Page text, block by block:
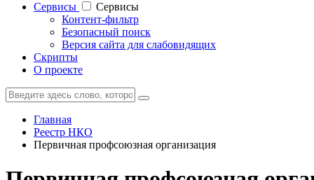
Cервисы
Cервисы
Контент-фильтр
Безопасный поиск
Версия сайта для слабовидящих
Скрипты
О проекте
Главная
Реестр НКО
Первичная профсоюзная организация